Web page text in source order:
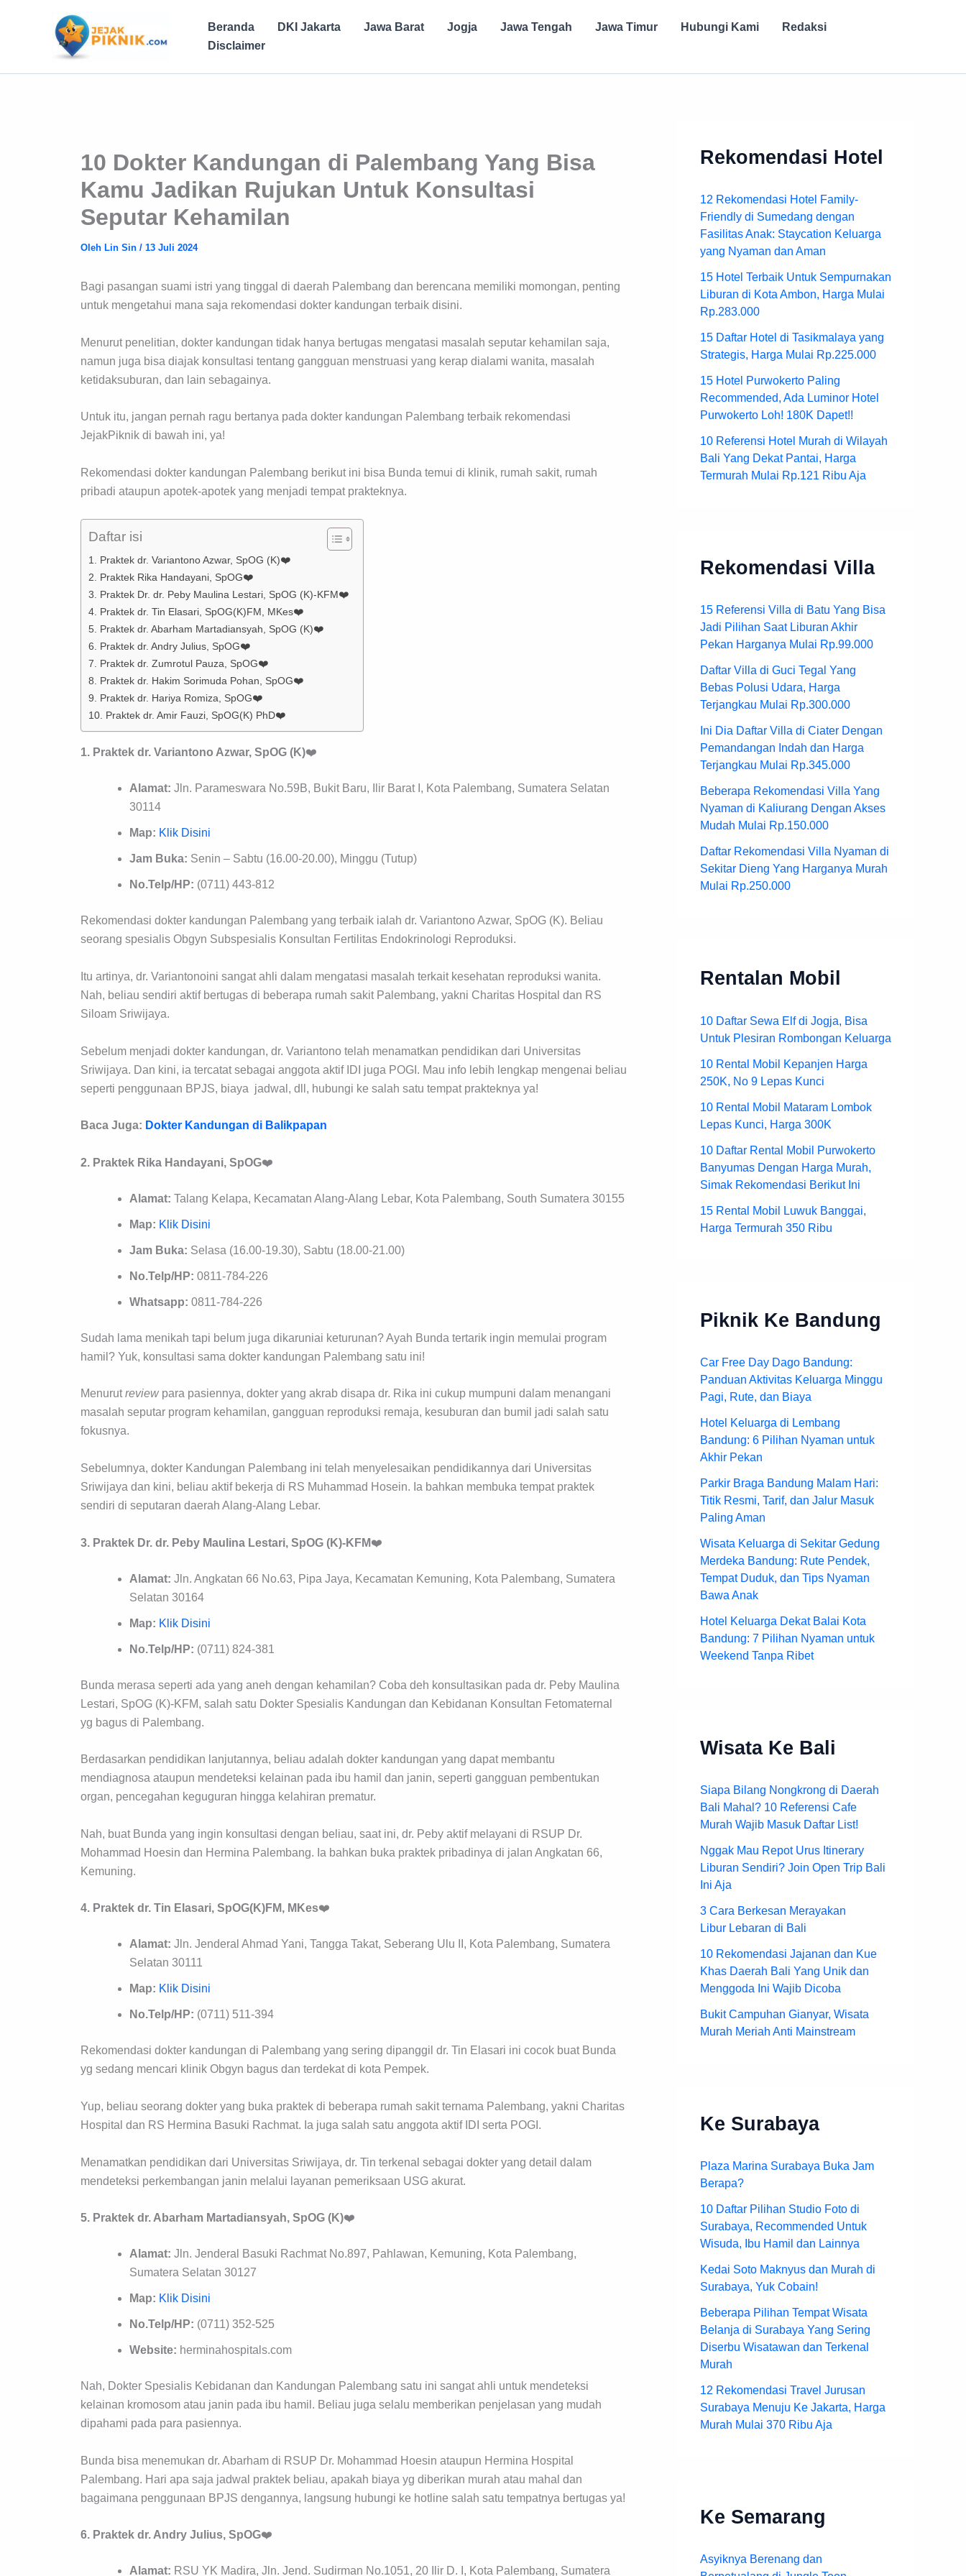
Beranda DKI Jakarta Jawa Barat Jogja Jawa Tengah Jawa Timur Hubungi Kami
Redaksi
Disclaimer
10 Dokter Kandungan di Palembang Yang Bisa
Kamu Jadikan Rujukan Untuk Konsultasi
Seputar Kehamilan
Oleh Lin Sin / 13 Juli 2024
Bagi pasangan suami istri yang tinggal di daerah Palembang dan berencana memiliki momongan, penting
untuk mengetahui mana saja rekomendasi dokter kandungan terbaik disini.
Menurut penelitian, dokter kandungan tidak hanya bertugas mengatasi masalah seputar kehamilan saja,
namun juga bisa diajak konsultasi tentang gangguan menstruasi yang kerap dialami wanita, masalah
ketidaksuburan, dan lain sebagainya.
Untuk itu, jangan pernah ragu bertanya pada dokter kandungan Palembang terbaik rekomendasi
JejakPiknik di bawah ini, ya!
Rekomendasi dokter kandungan Palembang berikut ini bisa Bunda temui di klinik, rumah sakit, rumah
pribadi ataupun apotek-apotek yang menjadi tempat prakteknya.
Daftar isi
1. Praktek dr. Variantono Azwar, SpOG (K)❤️
2. Praktek Rika Handayani, SpOG❤️
3. Praktek Dr. dr. Peby Maulina Lestari, SpOG (K)-KFM❤️
4. Praktek dr. Tin Elasari, SpOG(K)FM, MKes❤️
5. Praktek dr. Abarham Martadiansyah, SpOG (K)❤️
6. Praktek dr. Andry Julius, SpOG❤️
7. Praktek dr. Zumrotul Pauza, SpOG❤️
8. Praktek dr. Hakim Sorimuda Pohan, SpOG❤️
9. Praktek dr. Hariya Romiza, SpOG❤️
10. Praktek dr. Amir Fauzi, SpOG(K) PhD❤️
1. Praktek dr. Variantono Azwar, SpOG (K)❤️
Alamat: Jln. Parameswara No.59B, Bukit Baru, Ilir Barat I, Kota Palembang, Sumatera Selatan
30114
Map: Klik Disini
Jam Buka: Senin – Sabtu (16.00-20.00), Minggu (Tutup)
No.Telp/HP: (0711) 443-812
Rekomendasi dokter kandungan Palembang yang terbaik ialah dr. Variantono Azwar, SpOG (K). Beliau
seorang spesialis Obgyn Subspesialis Konsultan Fertilitas Endokrinologi Reproduksi.
Itu artinya, dr. Variantonoini sangat ahli dalam mengatasi masalah terkait kesehatan reproduksi wanita.
Nah, beliau sendiri aktif bertugas di beberapa rumah sakit Palembang, yakni Charitas Hospital dan RS
Siloam Sriwijaya.
Sebelum menjadi dokter kandungan, dr. Variantono telah menamatkan pendidikan dari Universitas
Sriwijaya. Dan kini, ia tercatat sebagai anggota aktif IDI juga POGI. Mau info lebih lengkap mengenai beliau
seperti penggunaan BPJS, biaya jadwal, dll, hubungi ke salah satu tempat prakteknya ya!
Baca Juga: Dokter Kandungan di Balikpapan
2. Praktek Rika Handayani, SpOG❤️
Alamat: Talang Kelapa, Kecamatan Alang-Alang Lebar, Kota Palembang, South Sumatera 30155
Map: Klik Disini
Jam Buka: Selasa (16.00-19.30), Sabtu (18.00-21.00)
No.Telp/HP: 0811-784-226
Whatsapp: 0811-784-226
Sudah lama menikah tapi belum juga dikaruniai keturunan? Ayah Bunda tertarik ingin memulai program
hamil? Yuk, konsultasi sama dokter kandungan Palembang satu ini!
Menurutreviewpara pasiennya, dokter yang akrab disapa dr. Rika ini cukup mumpuni dalam menangani
masalah seputar program kehamilan, gangguan reproduksi remaja, kesuburan dan bumil jadi salah satu
fokusnya.
Sebelumnya, dokter Kandungan Palembang ini telah menyelesaikan pendidikannya dari Universitas
Sriwijaya dan kini, beliau aktif bekerja di RS Muhammad Hosein. Ia bahkan membuka tempat praktek
sendiri di seputaran daerah Alang-Alang Lebar.
3. Praktek Dr. dr. Peby Maulina Lestari, SpOG (K)-KFM❤️
Alamat: Jln. Angkatan 66 No.63, Pipa Jaya, Kecamatan Kemuning, Kota Palembang, Sumatera
Selatan 30164
Map: Klik Disini
No.Telp/HP: (0711) 824-381
Bunda merasa seperti ada yang aneh dengan kehamilan? Coba deh konsultasikan pada dr. Peby Maulina
Lestari, SpOG (K)-KFM, salah satu Dokter Spesialis Kandungan dan Kebidanan Konsultan Fetomaternal
yg bagus di Palembang.
Berdasarkan pendidikan lanjutannya, beliau adalah dokter kandungan yang dapat membantu
mendiagnosa ataupun mendeteksi kelainan pada ibu hamil dan janin, seperti gangguan pembentukan
organ, pencegahan keguguran hingga kelahiran prematur.
Nah, buat Bunda yang ingin konsultasi dengan beliau, saat ini, dr. Peby aktif melayani di RSUP Dr.
Mohammad Hoesin dan Hermina Palembang. Ia bahkan buka praktek pribadinya di jalan Angkatan 66,
Kemuning.
4. Praktek dr. Tin Elasari, SpOG(K)FM, MKes❤️
Alamat: Jln. Jenderal Ahmad Yani, Tangga Takat, Seberang Ulu II, Kota Palembang, Sumatera
Selatan 30111
Map: Klik Disini
No.Telp/HP: (0711) 511-394
Rekomendasi dokter kandungan di Palembang yang sering dipanggil dr. Tin Elasari ini cocok buat Bunda
yg sedang mencari klinik Obgyn bagus dan terdekat di kota Pempek.
Yup, beliau seorang dokter yang buka praktek di beberapa rumah sakit ternama Palembang, yakni Charitas
Hospital dan RS Hermina Basuki Rachmat. Ia juga salah satu anggota aktif IDI serta POGI.
Menamatkan pendidikan dari Universitas Sriwijaya, dr. Tin terkenal sebagai dokter yang detail dalam
mendeteksi perkembangan janin melalui layanan pemeriksaan USG akurat.
5. Praktek dr. Abarham Martadiansyah, SpOG (K)❤️
Alamat: Jln. Jenderal Basuki Rachmat No.897, Pahlawan, Kemuning, Kota Palembang,
Sumatera Selatan 30127
Map: Klik Disini
No.Telp/HP: (0711) 352-525
Website: herminahospitals.com
Nah, Dokter Spesialis Kebidanan dan Kandungan Palembang satu ini sangat ahli untuk mendeteksi
kelainan kromosom atau janin pada ibu hamil. Beliau juga selalu memberikan penjelasan yang mudah
dipahami pada para pasiennya.
Bunda bisa menemukan dr. Abarham di RSUP Dr. Mohammad Hoesin ataupun Hermina Hospital
Palembang. Hari apa saja jadwal praktek beliau, apakah biaya yg diberikan murah atau mahal dan
bagaimana penggunaan BPJS dengannya, langsung hubungi ke hotline salah satu tempatnya bertugas ya!
6. Praktek dr. Andry Julius, SpOG❤️
Alamat: RSU YK Madira, Jln. Jend. Sudirman No.1051, 20 Ilir D. I, Kota Palembang, Sumatera
Rekomendasi Hotel
12 Rekomendasi Hotel Family-
Friendly di Sumedang dengan
Fasilitas Anak: Staycation Keluarga
yang Nyaman dan Aman
15 Hotel Terbaik Untuk Sempurnakan
Liburan di Kota Ambon, Harga Mulai
Rp.283.000
15 Daftar Hotel di Tasikmalaya yang
Strategis, Harga Mulai Rp.225.000
15 Hotel Purwokerto Paling
Recommended, Ada Luminor Hotel
Purwokerto Loh! 180K Dapet!!
10 Referensi Hotel Murah di Wilayah
Bali Yang Dekat Pantai, Harga
Termurah Mulai Rp.121 Ribu Aja
Rekomendasi Villa
15 Referensi Villa di Batu Yang Bisa
Jadi Pilihan Saat Liburan Akhir
Pekan Harganya Mulai Rp.99.000
Daftar Villa di Guci Tegal Yang
Bebas Polusi Udara, Harga
Terjangkau Mulai Rp.300.000
Ini Dia Daftar Villa di Ciater Dengan
Pemandangan Indah dan Harga
Terjangkau Mulai Rp.345.000
Beberapa Rekomendasi Villa Yang
Nyaman di Kaliurang Dengan Akses
Mudah Mulai Rp.150.000
Daftar Rekomendasi Villa Nyaman di
Sekitar Dieng Yang Harganya Murah
Mulai Rp.250.000
Rentalan Mobil
10 Daftar Sewa Elf di Jogja, Bisa
Untuk Plesiran Rombongan Keluarga
10 Rental Mobil Kepanjen Harga
250K, No 9 Lepas Kunci
10 Rental Mobil Mataram Lombok
Lepas Kunci, Harga 300K
10 Daftar Rental Mobil Purwokerto
Banyumas Dengan Harga Murah,
Simak Rekomendasi Berikut Ini
15 Rental Mobil Luwuk Banggai,
Harga Termurah 350 Ribu
Piknik Ke Bandung
Car Free Day Dago Bandung:
Panduan Aktivitas Keluarga Minggu
Pagi, Rute, dan Biaya
Hotel Keluarga di Lembang
Bandung: 6 Pilihan Nyaman untuk
Akhir Pekan
Parkir Braga Bandung Malam Hari:
Titik Resmi, Tarif, dan Jalur Masuk
Paling Aman
Wisata Keluarga di Sekitar Gedung
Merdeka Bandung: Rute Pendek,
Tempat Duduk, dan Tips Nyaman
Bawa Anak
Hotel Keluarga Dekat Balai Kota
Bandung: 7 Pilihan Nyaman untuk
Weekend Tanpa Ribet
Wisata Ke Bali
Siapa Bilang Nongkrong di Daerah
Bali Mahal? 10 Referensi Cafe
Murah Wajib Masuk Daftar List!
Nggak Mau Repot Urus Itinerary
Liburan Sendiri? Join Open Trip Bali
Ini Aja
3 Cara Berkesan Merayakan
Libur Lebaran di Bali
10 Rekomendasi Jajanan dan Kue
Khas Daerah Bali Yang Unik dan
Menggoda Ini Wajib Dicoba
Bukit Campuhan Gianyar, Wisata
Murah Meriah Anti Mainstream
Ke Surabaya
Plaza Marina Surabaya Buka Jam
Berapa?
10 Daftar Pilihan Studio Foto di
Surabaya, Recommended Untuk
Wisuda, Ibu Hamil dan Lainnya
Kedai Soto Maknyus dan Murah di
Surabaya, Yuk Cobain!
Beberapa Pilihan Tempat Wisata
Belanja di Surabaya Yang Sering
Diserbu Wisatawan dan Terkenal
Murah
12 Rekomendasi Travel Jurusan
Surabaya Menuju Ke Jakarta, Harga
Murah Mulai 370 Ribu Aja
Ke Semarang
Asyiknya Berenang dan